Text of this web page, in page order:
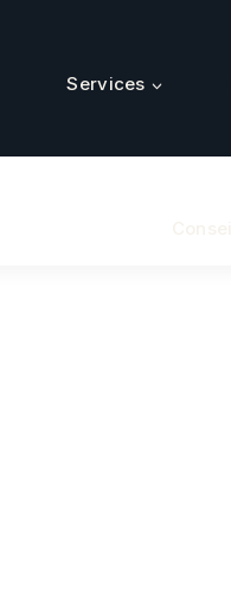
Services